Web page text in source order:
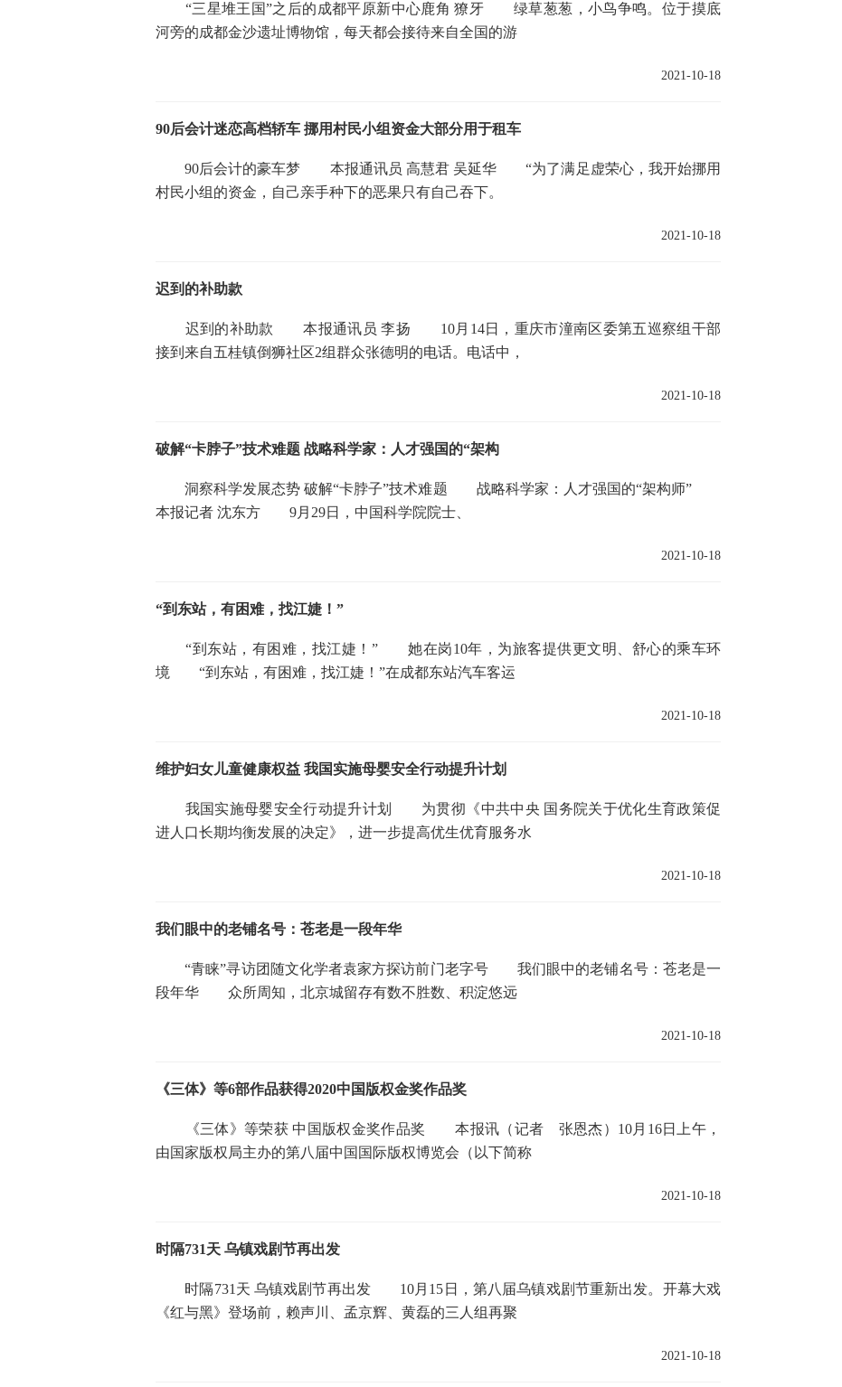
“三星堆王国”之后的成都平原新中心鹿角 獠牙 绿草葱葱，小鸟争鸣。位于摸底
河旁的成都金沙遗址博物馆，每天都会接待来自全国的游
2021-10-18
90后会计迷恋高档轿车 挪用村民小组资金大部分用于租车
90后会计的豪车梦 本报通讯员 高慧君 吴延华 “为了满足虚荣心，我开始挪用
村民小组的资金，自己亲手种下的恶果只有自己吞下。
2021-10-18
迟到的补助款
迟到的补助款 本报通讯员 李扬 10月14日，重庆市潼南区委第五巡察组干部
接到来自五桂镇倒狮社区2组群众张德明的电话。电话中，
2021-10-18
破解“卡脖子”技术难题 战略科学家：人才强国的“架构
洞察科学发展态势 破解“卡脖子”技术难题 战略科学家：人才强国的“架构师”
本报记者 沈东方 9月29日，中国科学院院士、
2021-10-18
“到东站，有困难，找江婕！”
“到东站，有困难，找江婕！” 她在岗10年，为旅客提供更文明、舒心的乘车环
境 “到东站，有困难，找江婕！”在成都东站汽车客运
2021-10-18
维护妇女儿童健康权益 我国实施母婴安全行动提升计划
我国实施母婴安全行动提升计划 为贯彻《中共中央 国务院关于优化生育政策促
进人口长期均衡发展的决定》，进一步提高优生优育服务水
2021-10-18
我们眼中的老铺名号：苍老是一段年华
“青睐”寻访团随文化学者袁家方探访前门老字号 我们眼中的老铺名号：苍老是一
段年华 众所周知，北京城留存有数不胜数、积淀悠远
2021-10-18
《三体》等6部作品获得2020中国版权金奖作品奖
《三体》等荣获 中国版权金奖作品奖 本报讯（记者 张恩杰）10月16日上午，
由国家版权局主办的第八届中国国际版权博览会（以下简称
2021-10-18
时隔731天 乌镇戏剧节再出发
时隔731天 乌镇戏剧节再出发 10月15日，第八届乌镇戏剧节重新出发。开幕大戏
《红与黑》登场前，赖声川、孟京辉、黄磊的三人组再聚
2021-10-18